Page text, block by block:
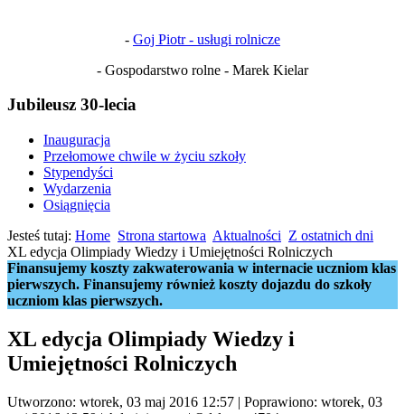
- Goj Piotr - usługi rolnicze
- Gospodarstwo rolne - Marek Kielar
Jubileusz 30-lecia
Inauguracja
Przełomowe chwile w życiu szkoły
Stypendyści
Wydarzenia
Osiągnięcia
Jesteś tutaj: Home Strona startowa Aktualności Z ostatnich dni
XL edycja Olimpiady Wiedzy i Umiejętności Rolniczych
Finansujemy koszty zakwaterowania w internacie uczniom klas
pierwszych. Finansujemy również koszty dojazdu do szkoły
uczniom klas pierwszych.
XL edycja Olimpiady Wiedzy i
Umiejętności Rolniczych
Utworzono: wtorek, 03 maj 2016 12:57 | Poprawiono: wtorek, 03